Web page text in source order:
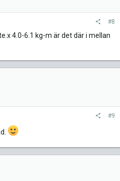
#8
4.0-6.1 kg-m är det där i mellan
#9